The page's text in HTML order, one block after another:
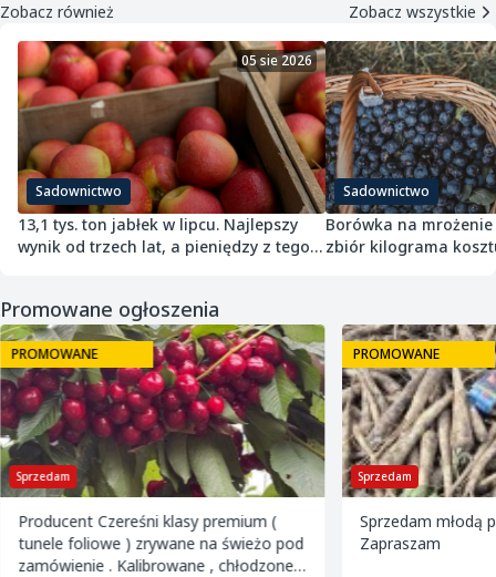
Zobacz również Zobacz wszystkie
Sadownictwo
05 sie 2026
13,1 tys. ton jabłek w lipcu. Najlepszy
wynik od trzech lat, a pieniędzy z tego
Sadownictwo
Borówka na mrożenie
zbiór kilograma
Promowane ogłoszenia
Sprzedam
PROMOWANE
Producent Czereśni klasy premium (
tunele foliowe ) zrywane na świeżo pod
zamówienie . Kalibrowane , chłodzone i
Sprzedam
PROMOWANE
Sprzedam młodą
Zapraszam